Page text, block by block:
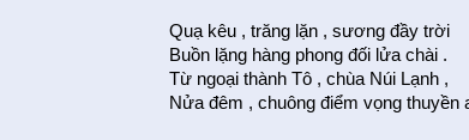
Quạ kêu , trăng lặn , sương đầy trời
Buồn lặng hàng phong đối lửa chài .
Từ ngoại thành Tô , chùa Núi Lạnh ,
Nửa đêm , chuông điểm vọng thuyền